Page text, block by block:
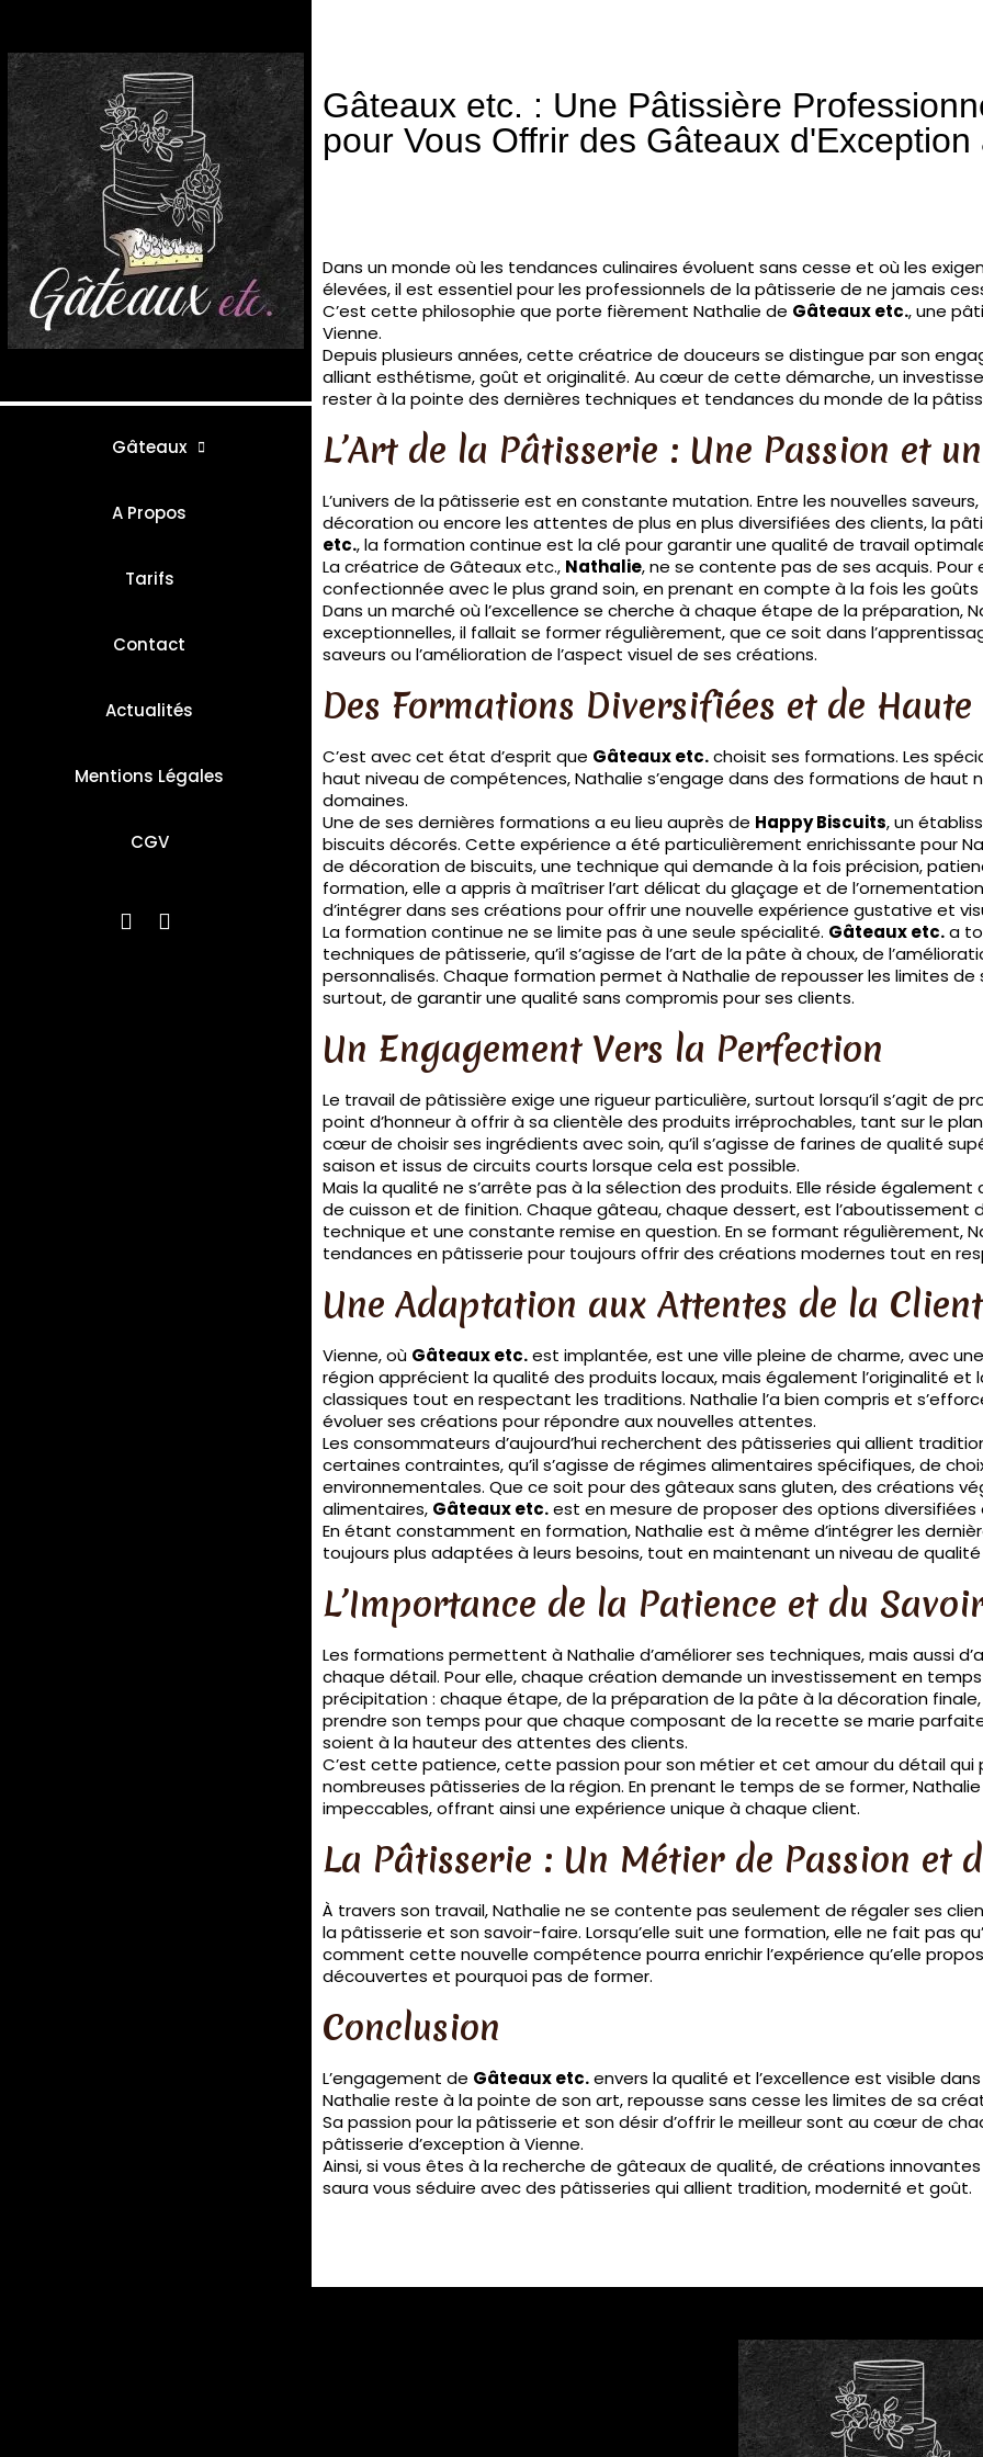
Gâteaux
A Propos
Tarifs
Contact
Actualités
Mentions Légales
CGV
Gâteaux etc. : Une Pâtissière
pour Vous Offrir des Gâteaux d'Exception
Dans un monde où les tendances culinaires évoluent sans cesse et où les
élevées, il est essentiel pour les professionnels de la pâtisserie de ne jamais
C’est cette philosophie que porte fièrement Nathalie de Gâteaux etc., une
Vienne.
Depuis plusieurs années, cette créatrice de douceurs se distingue par son
alliant esthétisme, goût et originalité. Au cœur de cette démarche, un
rester à la pointe des dernières techniques et tendances du monde de la
L’Art de la Pâtisserie : Une Passion et
L’univers de la pâtisserie est en constante mutation. Entre les nouvelles
décoration ou encore les attentes de plus en plus diversifiées des clients, la
etc., la formation continue est la clé pour garantir une qualité de travail
La créatrice de Gâteaux etc., Nathalie, ne se contente pas de ses acquis.
confectionnée avec le plus grand soin, en prenant en compte à la fois les
Dans un marché où l’excellence se cherche à chaque étape de la préparation,
exceptionnelles, il fallait se former régulièrement, que ce soit dans
saveurs ou l’amélioration de l’aspect visuel de ses créations.
Des Formations Diversifiées et de
C’est avec cet état d’esprit que Gâteaux etc.choisit ses formations. Les
haut niveau de compétences, Nathalie s’engage dans des formations de
domaines.
Une de ses dernières formations a eu lieu auprès de Happy Biscuits, un
biscuits décorés. Cette expérience a été particulièrement enrichissante pour
de décoration de biscuits, une technique qui demande à la fois précision,
formation, elle a appris à maîtriser l’art délicat du glaçage et de
d’intégrer dans ses créations pour offrir une nouvelle expérience gustative et
La formation continue ne se limite pas à une seule spécialité. Gâteaux etc.a
techniques de pâtisserie, qu’il s’agisse de l’art de la pâte à choux, de
personnalisés. Chaque formation permet à Nathalie de repousser les limites
surtout, de garantir une qualité sans compromis pour ses clients.
Un Engagement Vers la Perfection
Le travail de pâtissière exige une rigueur particulière, surtout lorsqu’il s’agit de
point d’honneur à offrir à sa clientèle des produits irréprochables, tant sur le
cœur de choisir ses ingrédients avec soin, qu’il s’agisse de farines de qualité
saison et issus de circuits courts lorsque cela est possible.
Mais la qualité ne s’arrête pas à la sélection des produits. Elle réside
de cuisson et de finition. Chaque gâteau, chaque dessert, est l’aboutissement
technique et une constante remise en question. En se formant régulièrement,
tendances en pâtisserie pour toujours offrir des créations modernes tout en
Une Adaptation aux Attentes de la
Vienne, où Gâteaux etc.est implantée, est une ville pleine de charme, avec
région apprécient la qualité des produits locaux, mais également l’originalité
classiques tout en respectant les traditions. Nathalie l’a bien compris et
évoluer ses créations pour répondre aux nouvelles attentes.
Les consommateurs d’aujourd’hui recherchent des pâtisseries qui allient
certaines contraintes, qu’il s’agisse de régimes alimentaires spécifiques, de
environnementales. Que ce soit pour des gâteaux sans gluten, des créations
alimentaires, Gâteaux etc.est en mesure de proposer des options
En étant constamment en formation, Nathalie est à même d’intégrer les
toujours plus adaptées à leurs besoins, tout en maintenant un niveau de
L’Importance de la Patience et du
Les formations permettent à Nathalie d’améliorer ses techniques, mais aussi
chaque détail. Pour elle, chaque création demande un investissement en
précipitation : chaque étape, de la préparation de la pâte à la décoration
prendre son temps pour que chaque composant de la recette se marie
soient à la hauteur des attentes des clients.
C’est cette patience, cette passion pour son métier et cet amour du détail
nombreuses pâtisseries de la région. En prenant le temps de se former,
impeccables, offrant ainsi une expérience unique à chaque client.
La Pâtisserie : Un Métier de Passion et
À travers son travail, Nathalie ne se contente pas seulement de régaler ses
la pâtisserie et son savoir-faire. Lorsqu’elle suit une formation, elle ne fait pas
comment cette nouvelle compétence pourra enrichir l’expérience qu’elle
découvertes et pourquoi pas de former.
Conclusion
L’engagement de Gâteaux etc.envers la qualité et l’excellence est visible
Nathalie reste à la pointe de son art, repousse sans cesse les limites de sa
Sa passion pour la pâtisserie et son désir d’offrir le meilleur sont au cœur de
pâtisserie d’exception à Vienne.
Ainsi, si vous êtes à la recherche de gâteaux de qualité, de créations
saura vous séduire avec des pâtisseries qui allient tradition, modernité et goût.